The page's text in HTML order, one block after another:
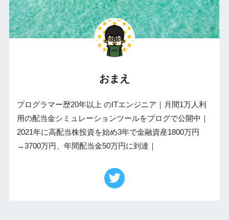
おまえ
プログラマー歴20年以上 のITエンジニア｜月間1万人利
用の配当金シミュレーションツールをブログで公開中｜
2021年に高配当株投資を始め3年で金融資産1800万円
→3700万円、年間配当金50万円に到達｜